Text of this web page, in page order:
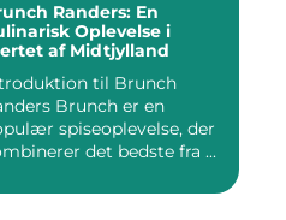
Randers: En
Oplevelse i
af Midtjylland
til Brunch
Brunch er en
spiseoplevelse, der
det bedste fra ...